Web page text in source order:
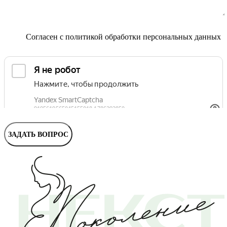
Согласен с политикой обработки персональных данных
ЗАДАТЬ ВОПРОС